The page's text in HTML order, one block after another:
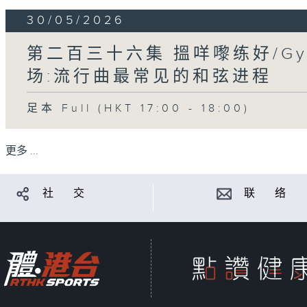
30/05/2026
第二百三十六集 搵咩嚟练好/
场:流行曲最常见的和弦进程
足本 Full (HKT 17:00 - 18:00)
更多 ...
社 交 联 络